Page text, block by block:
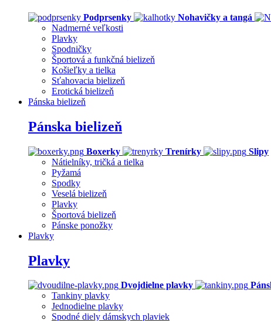
Podprsenky Nohavičky a tangá
Nadmerné veľkosti
Plavky
Spodničky
Športová a funkčná bielizeň
Košieľky a tielka
Sťahovacia bielizeň
Erotická bielizeň
Pánska bielizeň
Pánska bielizeň
Boxerky Trenírky
Slipy
Nátielníky, tričká a tielka
Pyžamá
Spodky
Veselá bielizeň
Plavky
Športová bielizeň
Pánske ponožky
Plavky
Plavky
Dvojdielne plavky
Tankiny plavky
Jednodielne plavky
Spodné diely dámskych plaviek